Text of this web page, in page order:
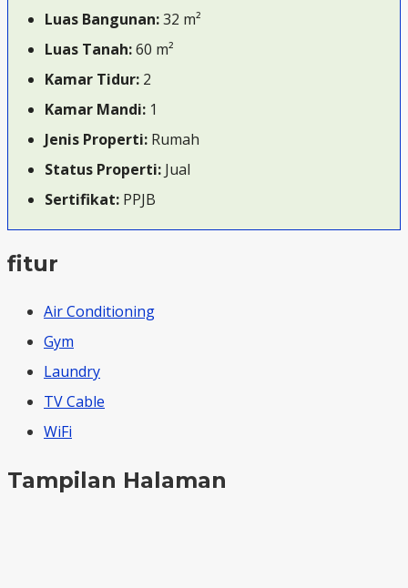
Luas Bangunan:32 m²
Luas Tanah:60 m²
Kamar Tidur: 2
Kamar Mandi: 1
Jenis Properti: Rumah
Status Properti: Jual
Sertifikat: PPJB
fitur
Air Conditioning
Gym
Laundry
TV Cable
WiFi
Tampilan Halaman